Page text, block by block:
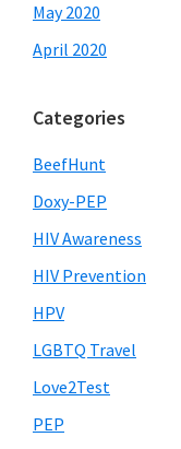
May 2020
April 2020
Categories
BeefHunt
Doxy-PEP
HIV Awareness
HIV Prevention
HPV
LGBTQ Travel
Love2Test
PEP